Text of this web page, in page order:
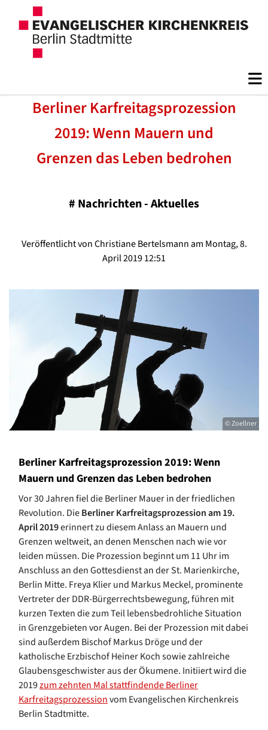
Berliner Karfreitagsprozession
2019: Wenn Mauern und
Grenzen das Leben bedrohen
# Nachrichten - Aktuelles
Veröffentlicht von Christiane Bertelsmann am Montag, 8.
April 2019 12:51
© Zoellner
Berliner Karfreitagsprozession 2019: Wenn
Mauern und Grenzen das Leben bedrohen
Vor 30 Jahren fiel die Berliner Mauer in der friedlichen
Revolution. DieBerliner Karfreitagsprozession am 19.
April 2019erinnert zu diesem Anlass an Mauern und
Grenzen weltweit, an denen Menschen nach wie vor
leiden müssen. Die Prozession beginnt um 11 Uhr im
Anschluss an den Gottesdienst an der St. Marienkirche,
Berlin Mitte. Freya Klier und Markus Meckel, prominente
Vertreter der DDR-Bürgerrechtsbewegung, führen mit
kurzen Texten die zum Teil lebensbedrohliche Situation
in Grenzgebieten vor Augen. Bei der Prozession mit dabei
sind außerdem Bischof Markus Dröge und der
katholische Erzbischof Heiner Koch sowie zahlreiche
Glaubensgeschwister aus der Ökumene. Initiiert wird die
2019zum zehnten Mal stattfindende Berliner
Karfreitagsprozessionvom Evangelischen Kirchenkreis
Berlin Stadtmitte.